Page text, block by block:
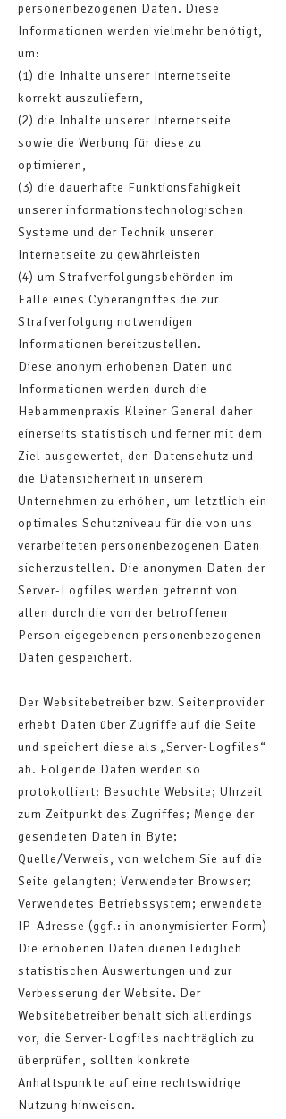
personenbezogenen Daten. Diese
Informationen werden vielmehr benötigt,
um:
(1) die Inhalte unserer Internetseite
korrekt auszuliefern,
(2) die Inhalte unserer Internetseite
sowie die Werbung für diese zu
optimieren,
(3) die dauerhafte Funktionsfähigkeit
unserer informationstechnologischen
Systeme und der Technik unserer
Internetseite zu gewährleisten
(4) um Strafverfolgungsbehörden im
Falle eines Cyberangriffes die zur
Strafverfolgung notwendigen
Informationen bereitzustellen.
Diese anonym erhobenen Daten und
Informationen werden durch die
Hebammenpraxis Kleiner General daher
einerseits statistisch und ferner mit dem
Ziel ausgewertet, den Datenschutz und
die Datensicherheit in unserem
Unternehmen zu erhöhen, um letztlich ein
optimales Schutzniveau für die von uns
verarbeiteten personenbezogenen Daten
sicherzustellen. Die anonymen Daten der
Server-Logfiles werden getrennt von
allen durch die von der betroffenen
Person eigegebenen personenbezogenen
Daten gespeichert.
Der Websitebetreiber bzw. Seitenprovider
erhebt Daten über Zugriffe auf die Seite
und speichert diese als „Server-Logfiles“
ab. Folgende Daten werden so
protokolliert: Besuchte Website; Uhrzeit
zum Zeitpunkt des Zugriffes; Menge der
gesendeten Daten in Byte;
Quelle/Verweis, von welchem Sie auf die
Seite gelangten; Verwendeter Browser;
Verwendetes Betriebssystem; erwendete
IP-Adresse (ggf.: in anonymisierter Form)
Die erhobenen Daten dienen lediglich
statistischen Auswertungen und zur
Verbesserung der Website. Der
Websitebetreiber behält sich allerdings
vor, die Server-Logfiles nachträglich zu
überprüfen, sollten konkrete
Anhaltspunkte auf eine rechtswidrige
Nutzung hinweisen.